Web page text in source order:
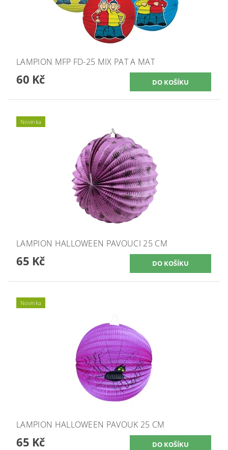
LAMPION MFP FD-25 MIX PAT A MAT
60 Kč
Novinka
LAMPION HALLOWEEN PAVOUCI 25 CM
65 Kč
Novinka
LAMPION HALLOWEEN PAVOUK 25 CM
65 Kč